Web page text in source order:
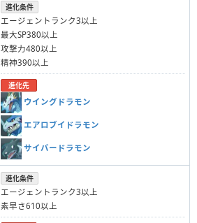
進化条件
エージェントランク3以上
最大SP380以上
攻撃力480以上
精神390以上
進化先
ウイングドラモン
エアロブイドラモン
サイバードラモン
進化条件
エージェントランク3以上
素早さ610以上